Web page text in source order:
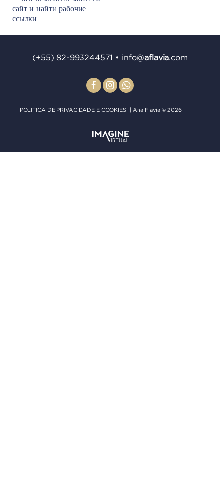
navigation
сайт и найти рабочие
ссылки
(+55) 82-993244571 • info@aﬂavia.com
POLITICA DE PRIVACIDADE E COOKIES | Ana Flavia © 2026